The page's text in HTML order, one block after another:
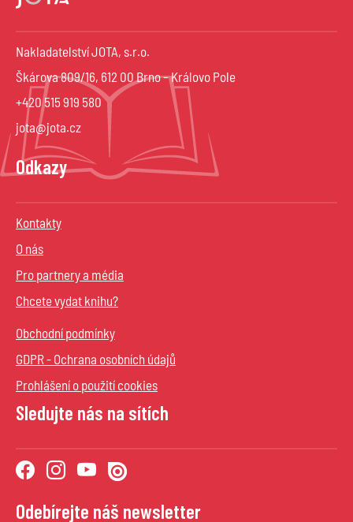
Nakladatelství JOTA, s.r.o.
Škárova 809/16, 612 00 Brno – Královo Pole
+420 515 919 580
jota@jota.cz
Odkazy
Kontakty
O nás
Pro partnery a média
Chcete vydat knihu?
Obchodní podmínky
GDPR - Ochrana osobních údajů
Prohlášení o použití cookies
Sledujte nás na sítích
Odebírejte náš newsletter